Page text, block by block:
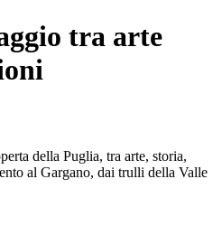
tra arte
della Puglia, tra arte, storia,
al Gargano, dai trulli della Valle